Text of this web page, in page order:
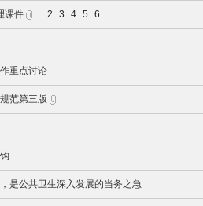
课件 ... 2 3 4 5 6
重点讨论
范第三版
是公共卫生深入发展的当务之急